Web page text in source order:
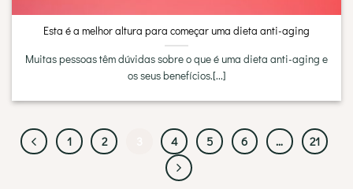
Esta é a melhor altura para começar uma dieta anti-aging
Muitas pessoas têm dúvidas sobre o que é uma dieta anti-aging e
os seus benefícios.[...]
1 2 4 5 6 … 21